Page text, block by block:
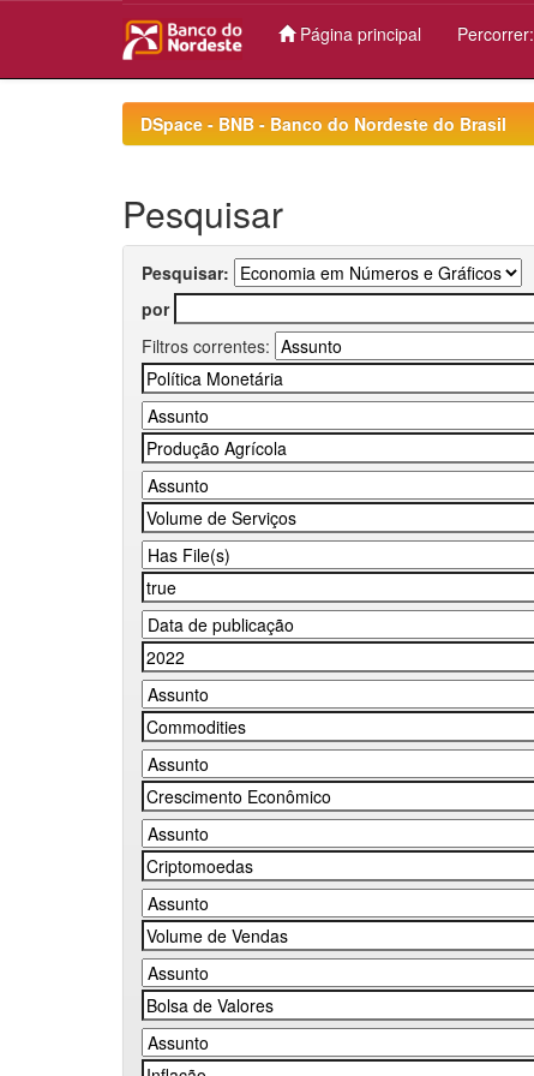
Página principal Percorrer:
DSpace - BNB - Banco do Nordeste do Brasil
Pesquisar
Pesquisar:
por
Filtros correntes: